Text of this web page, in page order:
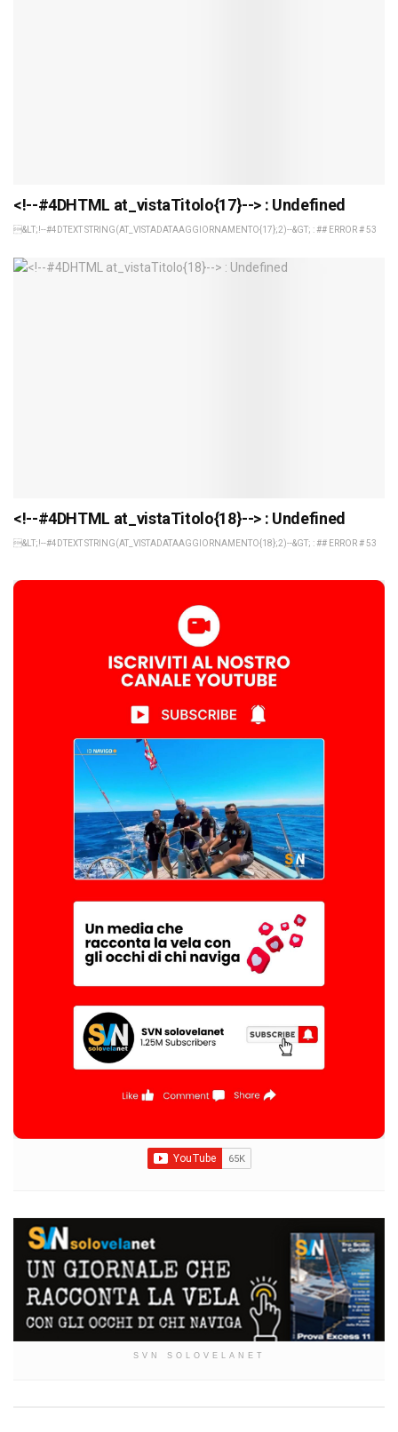
<!--#4DHTML at_vistaTitolo{17}--> : Undefined
&LT;!--#4DTEXT STRING(AT_VISTADATAAGGIORNAMENTO{17};2)--&GT; : ## ERROR # 53
<!--#4DHTML at_vistaTitolo{18}--> : Undefined
&LT;!--#4DTEXT STRING(AT_VISTADATAAGGIORNAMENTO{18};2)--&GT; : ## ERROR # 53
SVN SOLOVELANET